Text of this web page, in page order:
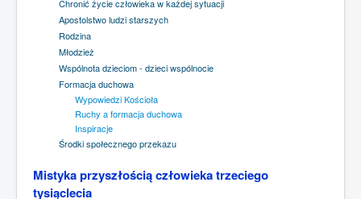
Chronić życie człowieka w każdej sytuacji
Apostolstwo ludzi starszych
Rodzina
Młodzież
Wspólnota dzieciom - dzieci wspólnocie
Formacja duchowa
Wypowiedzi Kościoła
Ruchy a formacja duchowa
Inspiracje
Środki społecznego przekazu
Mistyka przyszłością człowieka trzeciego
tysiąclecia